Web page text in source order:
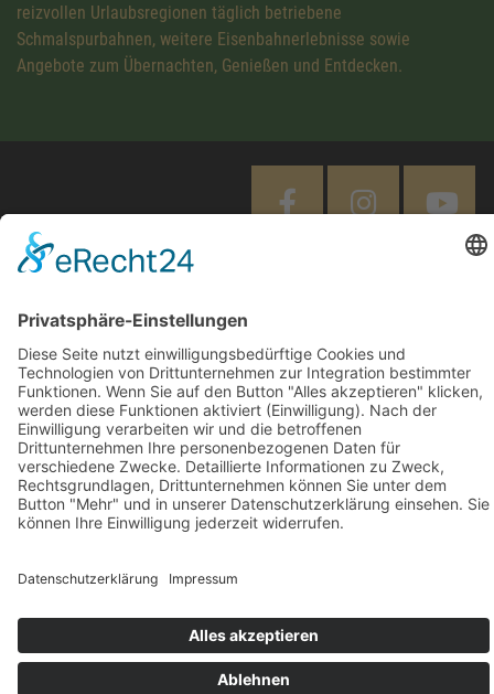
reizvollen Urlaubsregionen täglich betriebene
Schmalspurbahnen, weitere Eisenbahnerlebnisse sowie
Angebote zum Übernachten, Genießen und Entdecken.
Diese Maßnahme wird mitfinanziert mit Steuermitteln auf
Grundlage des von den Abgeordneten des Sächsischen